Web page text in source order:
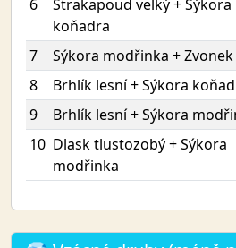
6
Strakapoud velký + Sýkora
koňadra
7 Sýkora modřinka +
8
Brhlík lesní + Sýkora
9
Brhlík lesní + Sýkora
10 Dlask tlustozobý + Sýkora
modřinka